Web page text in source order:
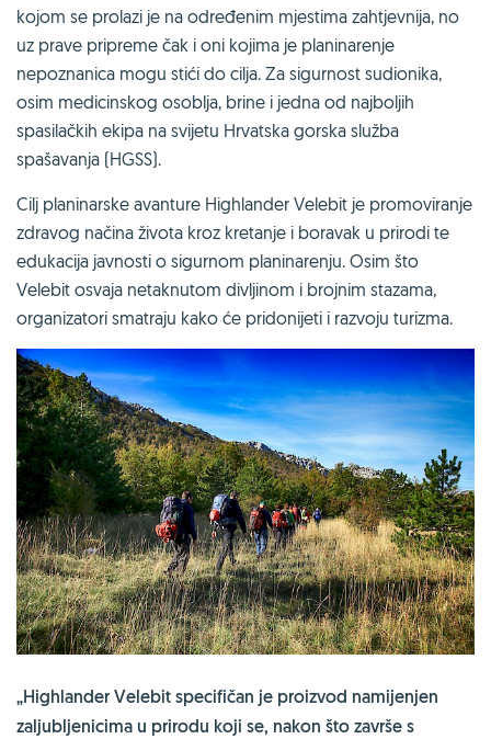
kojom se prolazi je na određenim mjestima zahtjevnija, no
uz prave pripreme čak i oni kojima je planinarenje
nepoznanica mogu stići do cilja. Za sigurnost sudionika,
osim medicinskog osoblja, brine i jedna od najboljih
spasilačkih ekipa na svijetu Hrvatska gorska služba
spašavanja (HGSS).
Cilj planinarske avanture Highlander Velebit je promoviranje
zdravog načina života kroz kretanje i boravak u prirodi te
edukacija javnosti o sigurnom planinarenju. Osim što
Velebit osvaja netaknutom divljinom i brojnim stazama,
organizatori smatraju kako će pridonijeti i razvoju turizma.
„Highlander Velebit specifičan je proizvod namijenjen
zaljubljenicima u prirodu koji se, nakon što završe s